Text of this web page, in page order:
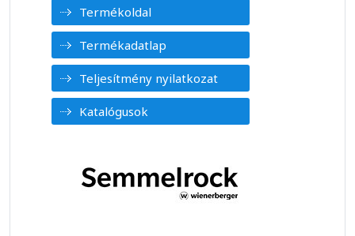
Termékoldal
Termékadatlap
Teljesítmény nyilatkozat
Katalógusok